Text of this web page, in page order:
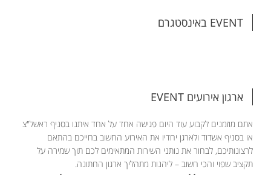
EVENT באינסטגרם
ארגון אירועים EVENT
אתם מוזמנים לקבוע עוד היום פגישה אחד על אחד איתנו בסניף ראשל"צ
או בסניף אשדוד ולארגן יחדיו את האירוע החשוב בחייכם בהתאם
לרצונותיכם, לבחור את נותני השירות המתאימים לכם תוך שמירה על
תקציב שפוי והכי חשוב – ליהנות מתהליך ארגון החתונה.